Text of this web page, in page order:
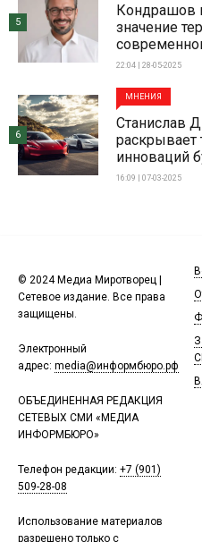
Кондрашов
значение
22:04 | 28-05-2025
5
МНЕНИЯ
Станислав
инноваций
16:09 | 07-03-2025
6
© 2024 Медиа Миротворец |
Сетевое издание. Все права
защищены.
Электронный
адрес: media@информбюро.рф
ОБЪЕДИНЕННАЯ РЕДАКЦИЯ
СЕТЕВЫХ СМИ «МЕДИА
ИНФОРМБЮРО»
Телефон редакции: +7 (901)
509-28-08
Использование материалов
разрешено только с